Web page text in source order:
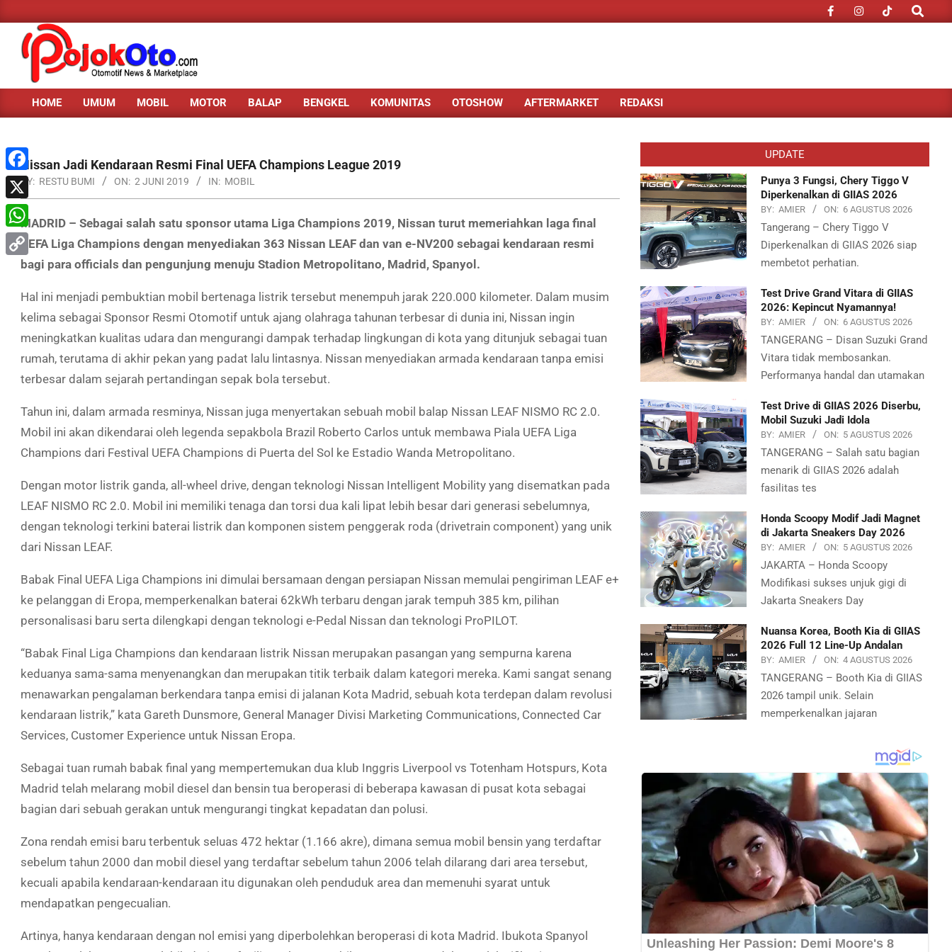
to
content
Search
Primary
Menu
HOME UMUM MOBIL MOTOR BALAP BENGKEL KOMUNITAS OTOSHOW AFTERMARKET REDAKSI
Nissan Jadi Kendaraan Resmi Final UEFA Champions League 2019
BY: RESTU BUMI ON: 2 JUNI 2019 IN: MOBIL
MADRID – Sebagai salah satu sponsor utama Liga Champions 2019, Nissan turut memeriahkan laga final
UEFA Liga Champions dengan menyediakan 363 Nissan LEAF dan van e-NV200 sebagai kendaraan resmi
bagi para officials dan pengunjung menuju Stadion Metropolitano, Madrid, Spanyol.
Hal ini menjadi pembuktian mobil bertenaga listrik tersebut menempuh jarak 220.000 kilometer. Dalam musim
kelima sebagai Sponsor Resmi Otomotif untuk ajang olahraga tahunan terbesar di dunia ini, Nissan ingin
meningkatkan kualitas udara dan mengurangi dampak terhadap lingkungan di kota yang ditunjuk sebagai tuan
rumah, terutama di akhir pekan yang padat lalu lintasnya. Nissan menyediakan armada kendaraan tanpa emisi
terbesar dalam sejarah pertandingan sepak bola tersebut.
Tahun ini, dalam armada resminya, Nissan juga menyertakan sebuah mobil balap Nissan LEAF NISMO RC 2.0.
Mobil ini akan dikendarai oleh legenda sepakbola Brazil Roberto Carlos untuk membawa Piala UEFA Liga
Champions dari Festival UEFA Champions di Puerta del Sol ke Estadio Wanda Metropolitano.
Dengan motor listrik ganda, all-wheel drive, dengan teknologi Nissan Intelligent Mobility yang disematkan pada
LEAF NISMO RC 2.0. Mobil ini memiliki tenaga dan torsi dua kali lipat lebih besar dari generasi sebelumnya,
dengan teknologi terkini baterai listrik dan komponen sistem penggerak roda (drivetrain component) yang unik
dari Nissan LEAF.
Babak Final UEFA Liga Champions ini dimulai bersamaan dengan persiapan Nissan memulai pengiriman LEAF e+
ke pelanggan di Eropa, memperkenalkan baterai 62kWh terbaru dengan jarak tempuh 385 km, pilihan
personalisasi baru serta dilengkapi dengan teknologi e-Pedal Nissan dan teknologi ProPILOT.
“Babak Final Liga Champions dan kendaraan listrik Nissan merupakan pasangan yang sempurna karena
keduanya sama-sama menyenangkan dan merupakan titik terbaik dalam kategori mereka. Kami sangat senang
menawarkan pengalaman berkendara tanpa emisi di jalanan Kota Madrid, sebuah kota terdepan dalam revolusi
kendaraan listrik,” kata Gareth Dunsmore, General Manager Divisi Marketing Communications, Connected Car
Services, Customer Experience untuk Nissan Eropa.
Sebagai tuan rumah babak final yang mempertemukan dua klub Inggris Liverpool vs Totenham Hotspurs, Kota
Madrid telah melarang mobil diesel dan bensin tua beroperasi di beberapa kawasan di pusat kota sebagai
bagian dari sebuah gerakan untuk mengurangi tingkat kepadatan dan polusi.
Zona rendah emisi baru terbentuk seluas 472 hektar (1.166 akre), dimana semua mobil bensin yang terdaftar
sebelum tahun 2000 dan mobil diesel yang terdaftar sebelum tahun 2006 telah dilarang dari area tersebut,
kecuali apabila kendaraan-kendaraan itu digunakan oleh penduduk area dan memenuhi syarat untuk
mendapatkan pengecualian.
Artinya, hanya kendaraan dengan nol emisi yang diperbolehkan beroperasi di kota Madrid. Ibukota Spanyol
UPDATE
Punya 3 Fungsi, Chery Tiggo V
Diperkenalkan di GIIAS 2026
BY: AMIER ON: 6 AGUSTUS 2026
Tangerang – Chery Tiggo V
Diperkenalkan di GIIAS 2026 siap
membetot perhatian.
Test Drive Grand Vitara di GIIAS
2026: Kepincut Nyamannya!
BY: AMIER ON: 6 AGUSTUS 2026
TANGERANG – Disan Suzuki Grand
Vitara tidak membosankan.
Performanya handal dan utamakan
Test Drive di GIIAS 2026 Diserbu,
Mobil Suzuki Jadi Idola
BY: AMIER ON: 5 AGUSTUS 2026
TANGERANG – Salah satu bagian
menarik di GIIAS 2026 adalah
fasilitas tes
Honda Scoopy Modif Jadi Magnet
di Jakarta Sneakers Day 2026
BY: AMIER ON: 5 AGUSTUS 2026
JAKARTA – Honda Scoopy
Modifikasi sukses unjuk gigi di
Jakarta Sneakers Day
Nuansa Korea, Booth Kia di GIIAS
2026 Full 12 Line-Up Andalan
BY: AMIER ON: 4 AGUSTUS 2026
TANGERANG – Booth Kia di GIIAS
2026 tampil unik. Selain
memperkenalkan jajaran
Facebook
X
WhatsApp
Copy